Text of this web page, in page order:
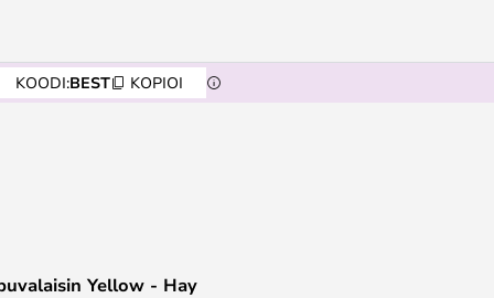
KOODI:BEST KOPIOI
Yellow - Hay